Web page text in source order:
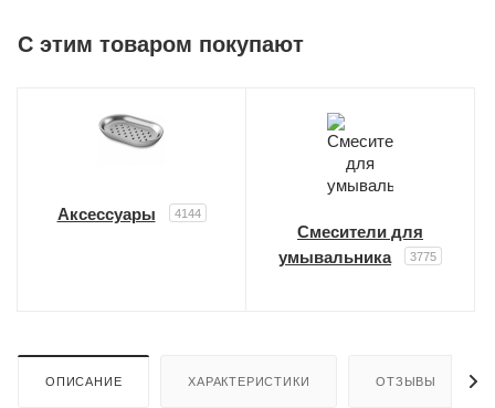
C этим товаром покупают
Аксессуары 4144
Смесители для
умывальника
3775
ОПИСАНИЕ ХАРАКТЕРИСТИКИ ОТЗЫВЫ